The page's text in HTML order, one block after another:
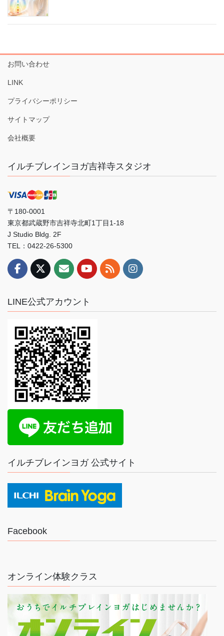
お問い合わせ
LINK
プライバシーポリシー
サイトマップ
会社概要
イルチブレインヨガ吉祥寺スタジオ
〒180-0001
東京都武蔵野市吉祥寺北町1丁目1-18
J Studio Bldg. 2F
TEL：0422-26-5300
LINE公式アカウント
イルチブレインヨガ 公式サイト
Facebook
オンライン体験クラス